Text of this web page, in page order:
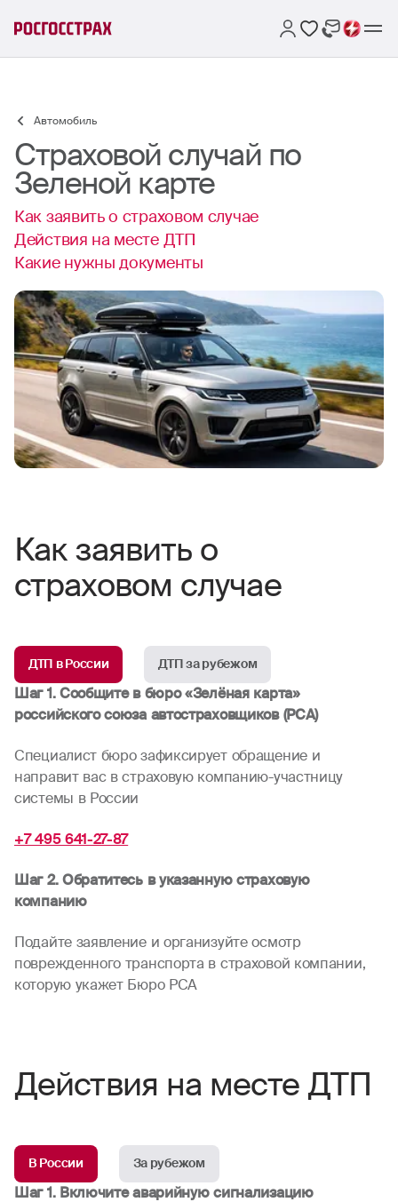
Автомобиль
Страховой случай по
Зеленой карте
Как заявить о страховом случае
Действия на месте ДТП
Какие нужны документы
Как заявить о
страховом случае
ДТП в России ДТП за рубежом
Шаг 1. Сообщите в бюро «Зелёная карта»
российского союза автостраховщиков (РСА)
Специалист бюро зафиксирует обращение и
направит вас в страховую компанию-участницу
системы в России
+7 495 641-27-87
Шаг 2. Обратитесь в указанную страховую
компанию
Подайте заявление и организуйте осмотр
поврежденного транспорта в страховой компании,
которую укажет Бюро РСА
Действия на месте ДТП
В России За рубежом
Шаг 1. Включите аварийную сигнализацию